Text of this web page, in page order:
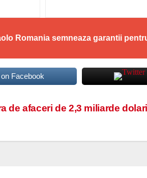
Romania semneaza garantii
Facebook
de afaceri de 2,3 miliarde dolari